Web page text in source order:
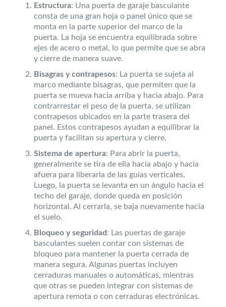
Estructura: Una puerta de garaje basculante
consta de una gran hoja o panel único que se
monta en la parte superior del marco de la
puerta. La hoja se encuentra equilibrada sobre
ejes de acero o metal, lo que permite que se abra
y cierre de manera suave.
Bisagras y contrapesos: La puerta se sujeta al
marco mediante bisagras, que permiten que la
puerta se mueva hacia arriba y hacia abajo. Para
contrarrestar el peso de la puerta, se utilizan
contrapesos ubicados en la parte trasera del
panel. Estos contrapesos ayudan a equilibrar la
puerta y facilitan su apertura y cierre.
Sistema de apertura: Para abrir la puerta,
generalmente se tira de ella hacia abajo y hacia
afuera para liberarla de las guías verticales.
Luego, la puerta se levanta en un ángulo hacia el
techo del garaje, donde queda en posición
horizontal. Al cerrarla, se baja nuevamente hacia
el suelo.
Bloqueo y seguridad : Las puertas de garaje
basculantes suelen contar con sistemas de
bloqueo para mantener la puerta cerrada de
manera segura. Algunas puertas incluyen
cerraduras manuales o automáticas, mientras
que otras se pueden integrar con sistemas de
apertura remota o con cerraduras electrónicas.